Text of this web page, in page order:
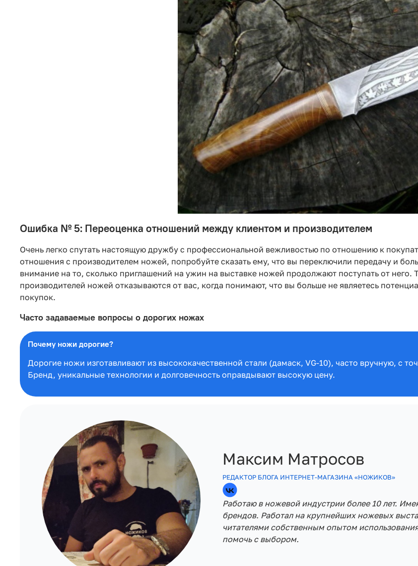
Ошибка № 5: Переоценка отношений между клиентом и производителем
Очень легко спутать настоящую дружбу с профессиональной вежливостью по отношению к
отношения с производителем ножей, попробуйте сказать ему, что вы переключили передачу и
внимание на то, сколько приглашений на ужин на выставке ножей продолжают поступать от него.
производителей ножей отказываются от вас, когда понимают, что вы больше не являетесь
покупок.
Часто задаваемые вопросы о дорогих ножах
Почему ножи дорогие?
Дорогие ножи изготавливают из высококачественной стали (дамаск, VG-10), часто вручную, с
Бренд, уникальные технологии и долговечность оправдывают высокую цену.
Максим Матросов
РЕДАКТОР БЛОГА ИНТЕРНЕТ-МАГАЗИНА «НОЖИКОВ»
Работаю в ножевой индустрии более 10 лет.
брендов. Работал на крупнейших ножевых
читателями собственным опытом
помочь с выбором.